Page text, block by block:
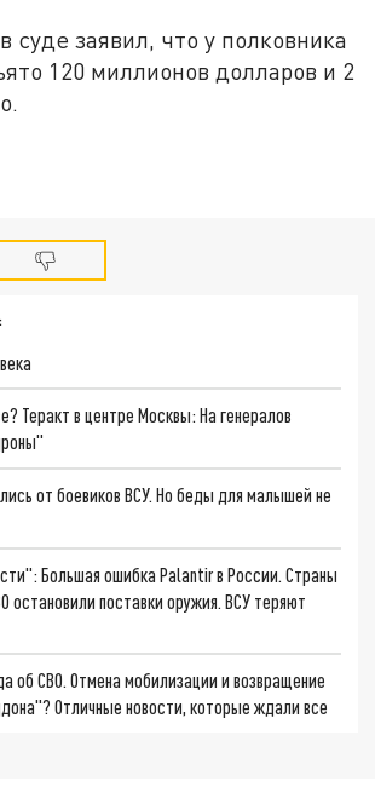
суде заявил, что у полковника
120 миллионов долларов и 2
Теракт в центре Москвы: На генералов
от боевиков ВСУ. Но беды для малышей не
Большая ошибка Palantir в России. Страны
остановили поставки оружия. ВСУ теряют
об СВО. Отмена мобилизации и возвращение
Отличные новости, которые ждали все